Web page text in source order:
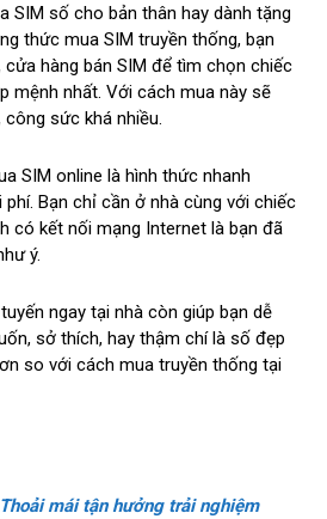
SIM số cho bản thân hay dành tặng
thức mua SIM truyền thống, bạn
hàng bán SIM để tìm chọn chiếc
mệnh nhất. Với cách mua này sẽ
sức khá nhiều.
SIM online là hình thức nhanh
Bạn chỉ cần ở nhà cùng với chiếc
có kết nối mạng Internet là bạn đã
ý.
ngay tại nhà còn giúp bạn dễ
sở thích, hay thậm chí là số đẹp
so với cách mua truyền thống tại
mái tận hưởng trải nghiệm